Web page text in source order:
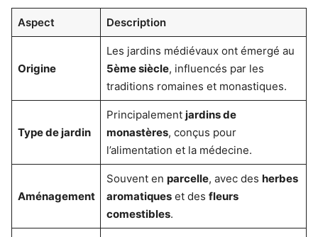
Aspect Description
Origine
Les jardins médiévaux ont émergé au
5ème siècle, influencés par les
traditions romaines et monastiques.
Type de jardin
Principalement jardins de
monastères, conçus pour
l’alimentation et la médecine.
Aménagement
Souvent en parcelle, avec des herbes
aromatiqueset des fleurs
comestibles.